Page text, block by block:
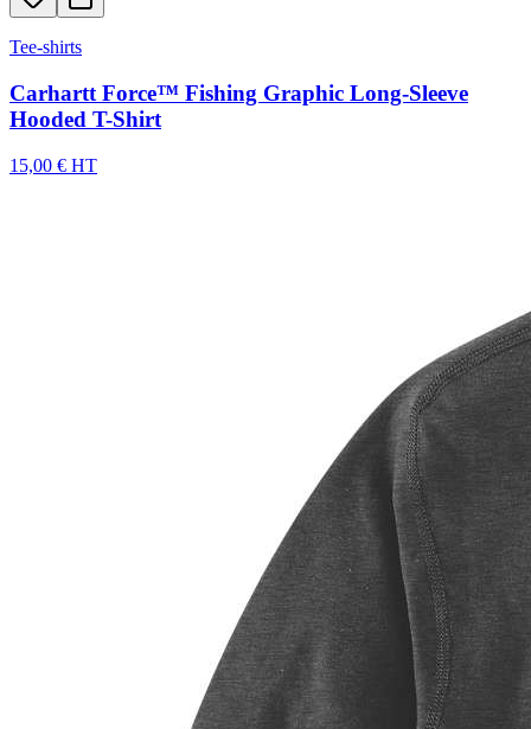
Tee-shirts
Carhartt Force™ Fishing Graphic Long-Sleeve
Hooded T-Shirt
15,00 € HT